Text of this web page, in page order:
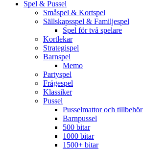
Spel & Pussel
Småspel & Kortspel
Sällskapsspel & Familjespel
Spel för två spelare
Kortlekar
Strategispel
Barnspel
Memo
Partyspel
Frågespel
Klassiker
Pussel
Pusselmattor och tillbehör
Barnpussel
500 bitar
1000 bitar
1500+ bitar